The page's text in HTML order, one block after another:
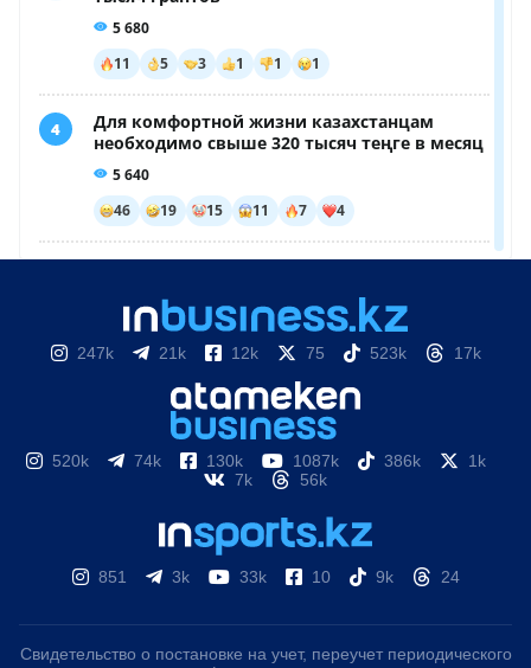
247k 21k 12k 75 523k 17k
520k 74k 130k 1087k 386k
1k
7k
56k
851 3k 33k 10 9k 24
Свидетельство о постановке на учет, переучет периодического